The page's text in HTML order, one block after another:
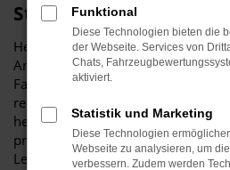
Stiglmayr
Herzlich willkommen bei
Anlaufstelle für exzellente Audi
Fahrzeuge für Schwabach und
renommiertes Autohaus ist stolz
herausragende Auswahl an Audi
präsentieren, die höchste
Leistung erfüllen. Wir sind seit
Funktional
Diese Technologien bieten die
der Webseite. Services von
Chats,
aktiviert.
Statistik und Marketing
Diese Technologien
Webseite zu analysieren, um
verbessern. Zudem werden